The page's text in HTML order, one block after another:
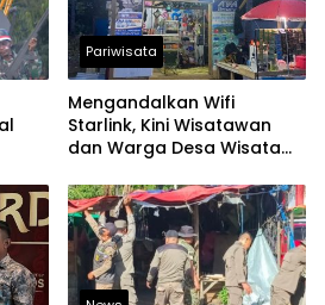
Pariwisata
Mengandalkan Wifi
Starlink, Kini Wisatawan
dan Warga Desa Wisata
Mengakses Transaksi
Digital